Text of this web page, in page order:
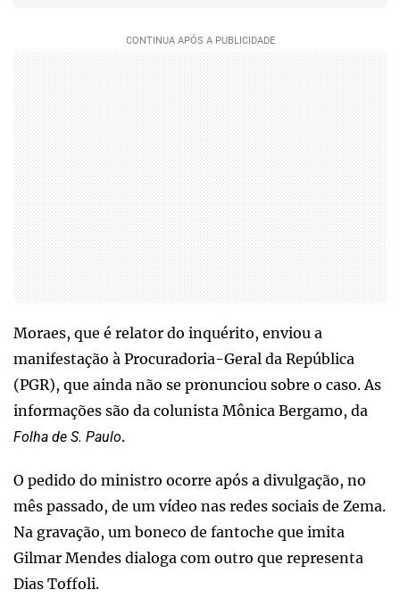
Moraes, que é relator do inquérito, enviou a
manifestação à Procuradoria-Geral da República
(PGR), que ainda não se pronunciou sobre o caso. As
informações são da colunista Mônica Bergamo, da
Folha de S. Paulo.
O pedido do ministro ocorre após a divulgação, no
mês passado, de um vídeo nas redes sociais de Zema.
Na gravação, um boneco de fantoche que imita
Gilmar Mendes dialoga com outro que representa
Dias Toffoli.